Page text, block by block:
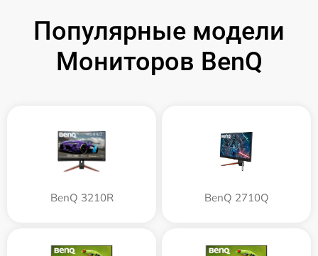
Популярные модели
Мониторов BenQ
BenQ 3210R BenQ 2710Q